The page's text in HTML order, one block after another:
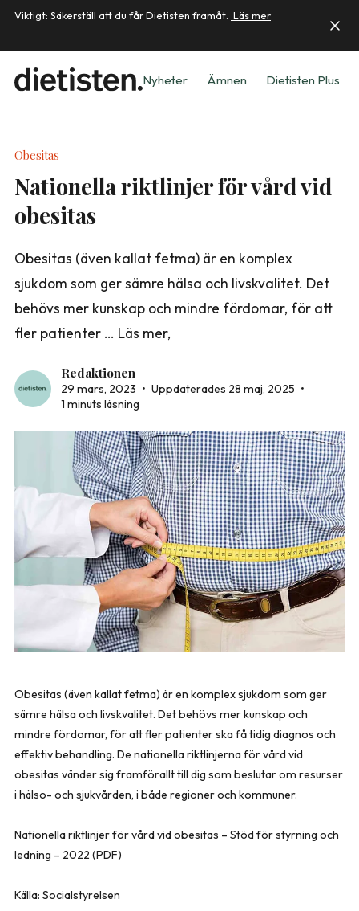
Viktigt: Säkerställ att du får Dietisten framåt. Läs mer
Nyheter Ämnen Dietisten Plus
Obesitas
Nationella riktlinjer för vård vid
obesitas
Obesitas (även kallat fetma) är en komplex
sjukdom som ger sämre hälsa och livskvalitet. Det
behövs mer kunskap och mindre fördomar, för att
fler patienter … Läs mer,
Redaktionen
29 mars, 2023 • Uppdaterades 28 maj, 2025 •
1 minuts läsning
Obesitas (även kallat fetma) är en komplex sjukdom som ger
sämre hälsa och livskvalitet. Det behövs mer kunskap och
mindre fördomar, för att fler patienter ska få tidig diagnos och
effektiv behandling. De nationella riktlinjerna för vård vid
obesitas vänder sig framförallt till dig som beslutar om resurser
i hälso- och sjukvården, i både regioner och kommuner.
Nationella riktlinjer för vård vid obesitas – Stöd för styrning och
ledning – 2022 (PDF)
Källa: Socialstyrelsen